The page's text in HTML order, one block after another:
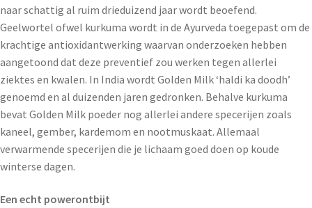
naar schattig al ruim drieduizend jaar wordt beoefend.
Geelwortel ofwel kurkuma wordt in de Ayurveda toegepast om de
krachtige antioxidantwerking waarvan onderzoeken hebben
aangetoond dat deze preventief zou werken tegen allerlei
ziektes en kwalen. In India wordt Golden Milk ‘haldi ka doodh’
genoemd en al duizenden jaren gedronken. Behalve kurkuma
bevat Golden Milk poeder nog allerlei andere specerijen zoals
kaneel, gember, kardemom en nootmuskaat. Allemaal
verwarmende specerijen die je lichaam goed doen op koude
winterse dagen.
Een echt powerontbijt